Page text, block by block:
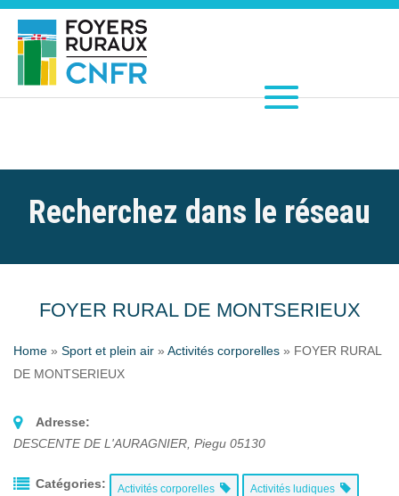
Recherchez dans le réseau
FOYER RURAL DE MONTSERIEUX
Home » Sport et plein air » Activités corporelles » FOYER RURAL
DE MONTSERIEUX
Adresse:
DESCENTE DE L'AURAGNIER Piegu 05130
Catégories: Activités corporelles Activités ludiques